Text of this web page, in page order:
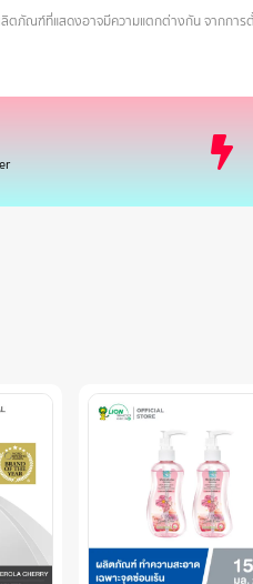
ตภัณฑ์ที่แสดงอาจมีความแตกต่างกัน จากการ